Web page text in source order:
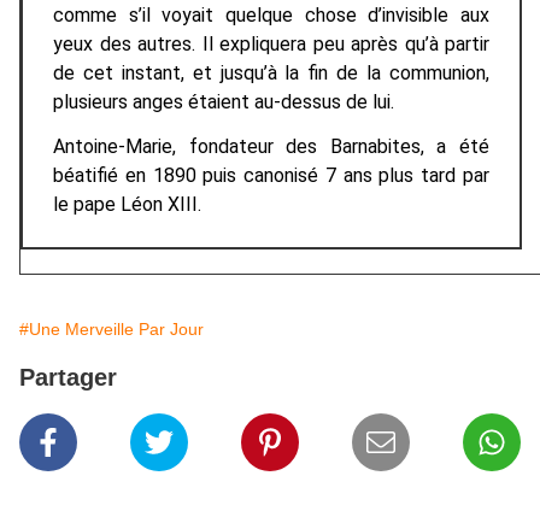
comme s’il voyait quelque chose d’invisible aux
yeux des autres. Il expliquera peu après qu’à partir
de cet instant, et jusqu’à la fin de la communion,
plusieurs anges étaient au-dessus de lui.
Antoine-Marie, fondateur des Barnabites, a été
béatifié en 1890 puis canonisé 7 ans plus tard par
le pape Léon XIII.
#Une Merveille Par Jour
Partager